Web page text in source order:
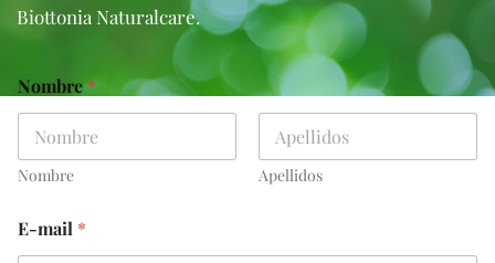
Biottonia Naturalcare.
Nombre*
Nombre Apellidos
E-mail *